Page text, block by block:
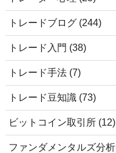
トレードブログ (244)
トレード入門 (38)
トレード手法 (7)
トレード豆知識 (73)
ビットコイン取引所 (12)
ファンダメンタルズ分析